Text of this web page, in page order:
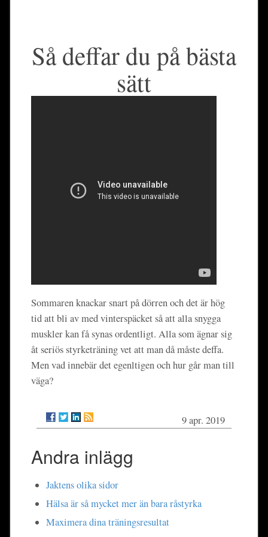
Så deffar du på bästa
sätt
Sommaren knackar snart på dörren och det är hög
tid att bli av med vinterspäcket så att alla snygga
muskler kan få synas ordentligt. Alla som ägnar sig
åt seriös styrketräning vet att man då måste deffa.
Men vad innebär det egenltigen och hur går man till
väga?
9 apr. 2019
Andra inlägg
Jaktens olika sidor
Hälsa är så mycket mer än bara råstyrka
Maximera dina träningsresultat